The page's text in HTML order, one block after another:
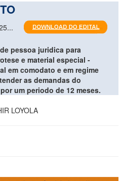
pessoa juridica para
e material especial -
em comodato e em regime
as demandas do
um periodo de 12 meses.
LOYOLA